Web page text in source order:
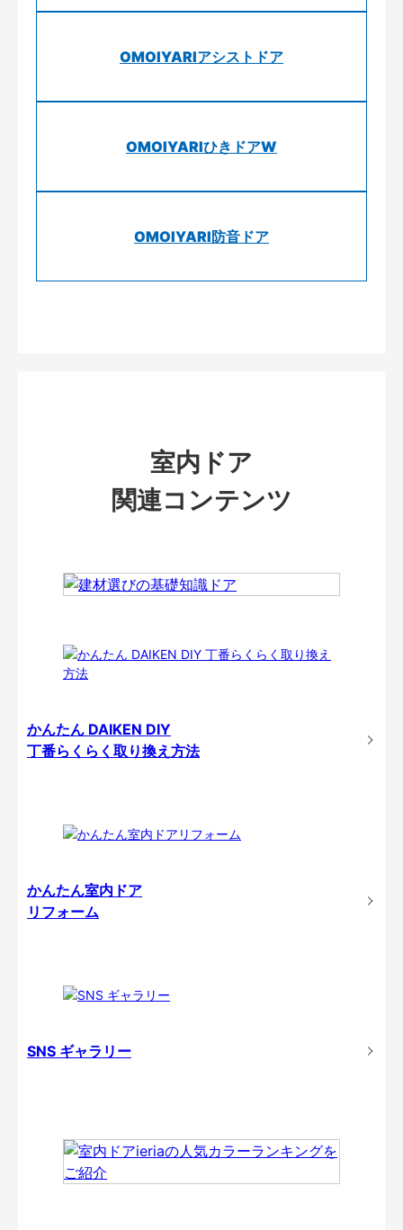
OMOIYARIアシストドア
OMOIYARIひきドアW
OMOIYARI防音ドア
室内ドア
関連コンテンツ
かんたん DAIKEN DIY
丁番らくらく取り換え方法
かんたん室内ドア
リフォーム
SNS ギャラリー